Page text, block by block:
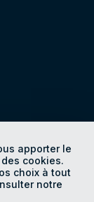
apporter le
cookies.
choix à tout
notre